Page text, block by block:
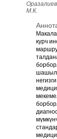
М.К.
курч